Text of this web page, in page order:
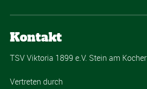
Kontakt
TSV Viktoria 1899 e.V. Stein am Kocher
Vertreten durch